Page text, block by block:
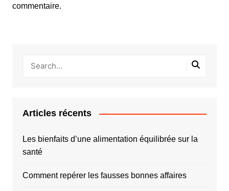
commentaire.
Articles récents
Les bienfaits d’une alimentation équilibrée sur la
santé
Comment repérer les fausses bonnes affaires